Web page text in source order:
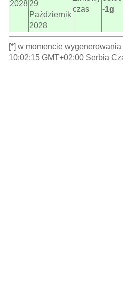
2028 29
Październik
2028
czas
-1g
[*] w momencie
10:02:15 GMT+02:00 Serbia